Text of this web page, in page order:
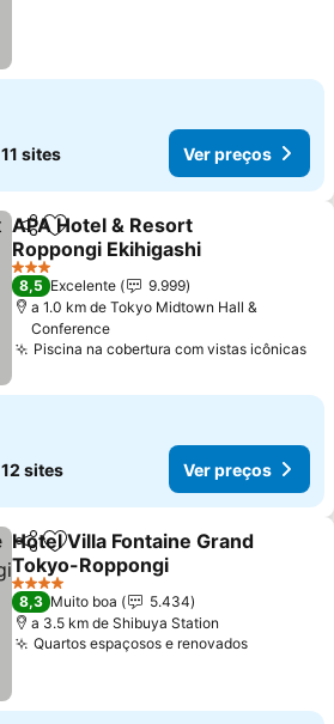
11 sites Ver preços
PartilharAdicionar aos favoritos
APA Hotel & Resort
Roppongi Ekihigashi
3 Estrelas
8,5 Excelente
9.999
a 1.0 km de Tokyo Midtown Hall &
Conference
Piscina na cobertura com vistas icônicas
12 sites Ver preços
PartilharAdicionar aos favoritos
Hotel Villa Fontaine Grand
Tokyo-Roppongi
4 Estrelas
8,3 Muito boa
5.434
a 3.5 km de Shibuya Station
Quartos espaçosos e renovados